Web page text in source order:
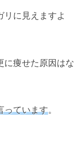
リに見えますよ
に痩せた原因はな
っています。